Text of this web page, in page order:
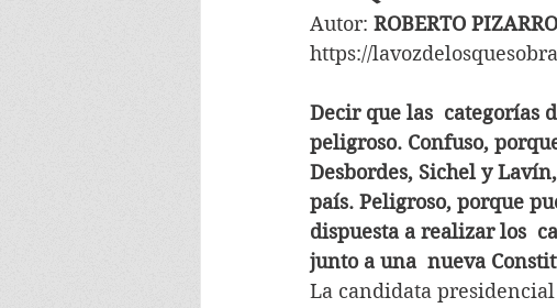
Autor: ROBERTO PIZARRO
https://
Decir que las  categorías
peligroso. Confuso,
Desbordes, Sichel y
país. Peligroso, porque
dispuesta a realizar los
junto a una  nueva
La candidata